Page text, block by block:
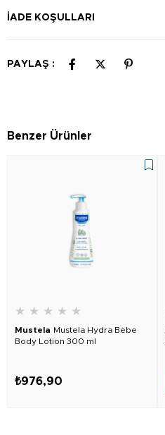
İADE KOŞULLARI
PAYLAŞ :
Benzer Ürünler
★ ★ ★ ★ ★
Mustela Mustela Hydra Bebe
Body Lotion 300 ml
₺976,90